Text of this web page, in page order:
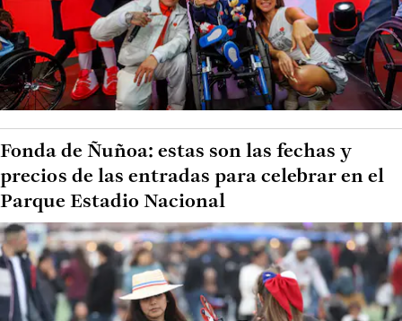
Fonda de Ñuñoa: estas son las fechas y
precios de las entradas para celebrar en el
Parque Estadio Nacional